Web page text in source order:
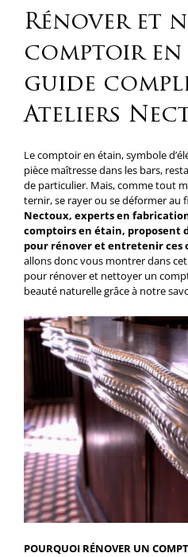
Rénover et
comptoir en
guide
Ateliers
Le comptoir en étain, symbole
pièce maîtresse dans les bars,
de particulier. Mais, comme tout
ternir, se rayer ou se déformer au
Nectoux, experts en
comptoirs en étain, proposent
pour rénover et entretenir ces
allons donc vous montrer dans
pour rénover et nettoyer un
beauté naturelle grâce à notre
POURQUOI RÉNOVER UN